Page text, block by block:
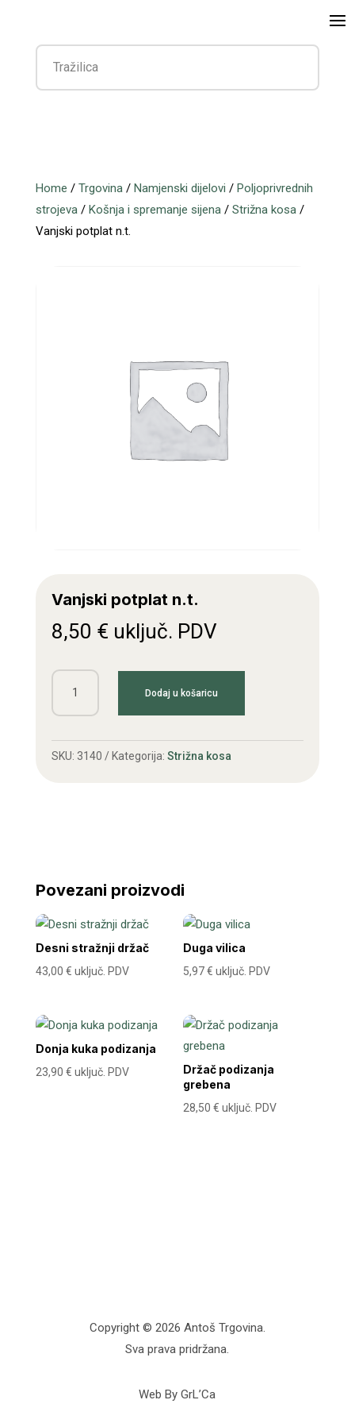
Home / Trgovina/ Namjenski dijelovi / Poljoprivrednih
strojeva/ Košnja i spremanje sijena/ Strižna kosa/
Vanjski potplat n.t.
Vanjski potplat n.t.
8,50 € uključ. PDV
Vanjski
potplat
količina
Dodaj u košaricu
SKU: 3140 Kategorija: Strižna kosa
Povezani proizvodi
Desni stražnji držač
43,00 € uključ. PDV
Duga vilica
5,97€ uključ. PDV
Donja kuka podizanja
23,90 € uključ. PDV
Držač podizanja
grebena
28,50€ uključ. PDV
Copyright © 2026 Antoš Trgovina.
Sva prava pridržana.
Web By GrL’Ca